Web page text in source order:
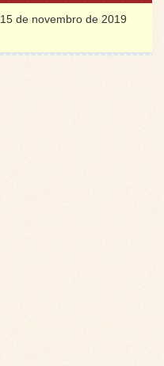
de novembro de 2019